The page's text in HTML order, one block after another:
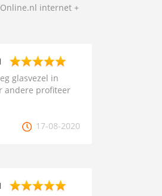
internet +
glasvezel in
andere profiteer
17-08-2020